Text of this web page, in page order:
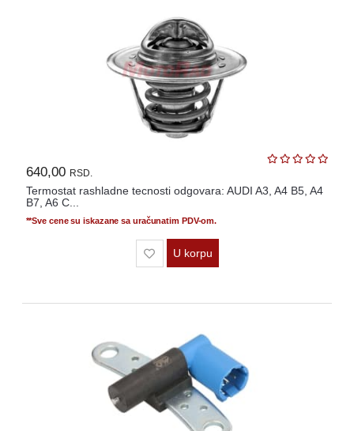
640,00 RSD.
Termostat rashladne tecnosti odgovara: AUDI A3, A4 B5, A4
B7, A6 C...
**Sve cene su iskazane sa uračunatim PDV-om.
U korpu